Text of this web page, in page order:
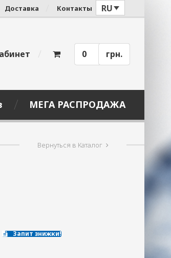
Доставка Контакты RU
0 грн.
МЕГА РАСПРОДАЖА
Вернуться в Каталог
Запит знижки!